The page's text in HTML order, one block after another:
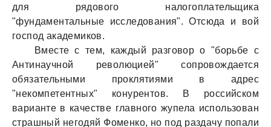
для рядового налогоплательщика
"фундаментальные исследования". Отсюда и вой
господ академиков.
Вместе с тем, каждый разговор о "борьбе с
Антинаучной революцией" сопровождается
обязательными проклятиями в адрес
"некомпетентных" конурентов. В российском
варианте в качестве главного жупела использован
страшный негодяй Фоменко, но под раздачу попали